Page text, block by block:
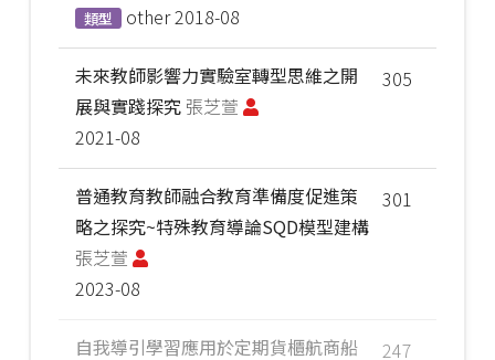
類型 other2018-08
305
未來教師影響力實驗室轉型思維之開
展與實踐探究 張芝萱
2021-08
301
普通教育教師融合教育準備度促進策
略之探究~特殊教育導論SQD模型建構
張芝萱
2023-08
247
自我導引學習應用於定期貨櫃航商船